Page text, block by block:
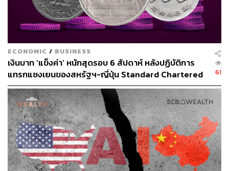
แน่นอนว่าแนวทางดังกล่าวได้สร้างเสียงวิพากษ์วิจารณ์อย่าง
หนักว่าเป็นการทำลายรากฐานทางจิตวิญญาณของวัดเส้า
หลินด้วยลัทธิทุนนิยม แต่ ซือหย่งซิน ก็ได้ออกมาปกป้อง
แนวทางของตนเองมาโดยตลอด
โดยให้เหตุผลว่านี่คือสิ่งจำเป็นเพื่อให้วัดสามารถอยู่รอดได้ใน
โลกยุคใหม่และเป็นการเผยแผ่พุทธศาสนาไปในตัว “มันไม่
เพียงแต่จะช่วยส่งเสริมศาสนา แต่ยังช่วยแก้ปัญหาปากท้อง
ของเราด้วย แล้วทำไมถึงจะไม่ชอบล่ะ?” เขาเขียนไว้ใน
บันทึกความทรงจำ
นี่ไม่ใช่ครั้งแรกที่ ซือหย่งซิน ต้องเผชิญข้อกล่าวหา ‘อื้อฉาว’
เช่นนี้ ย้อนกลับไปเมื่อประมาณ 10 ปีก่อน เขาเคยถูกร้องเรียน
ในข้อหาที่คล้ายคลึงกันมาแล้ว ทั้งเรื่องการยักยอกเงิน, การมี
ECONOMIC / BUSINESS
เงินบาท ‘แข็งค่า’ หนักสุดรอบ 6 สัปดาห์ หลังปฏิบัติการ
แทรกแซงเยนของสหรัฐฯ-ญี่ปุ่น Standard Chartered
เปิดเป้าสิ้นปีนี้จ่อแข็งต่อแตะ 32.50 บาทต่อดอลลาร์
61